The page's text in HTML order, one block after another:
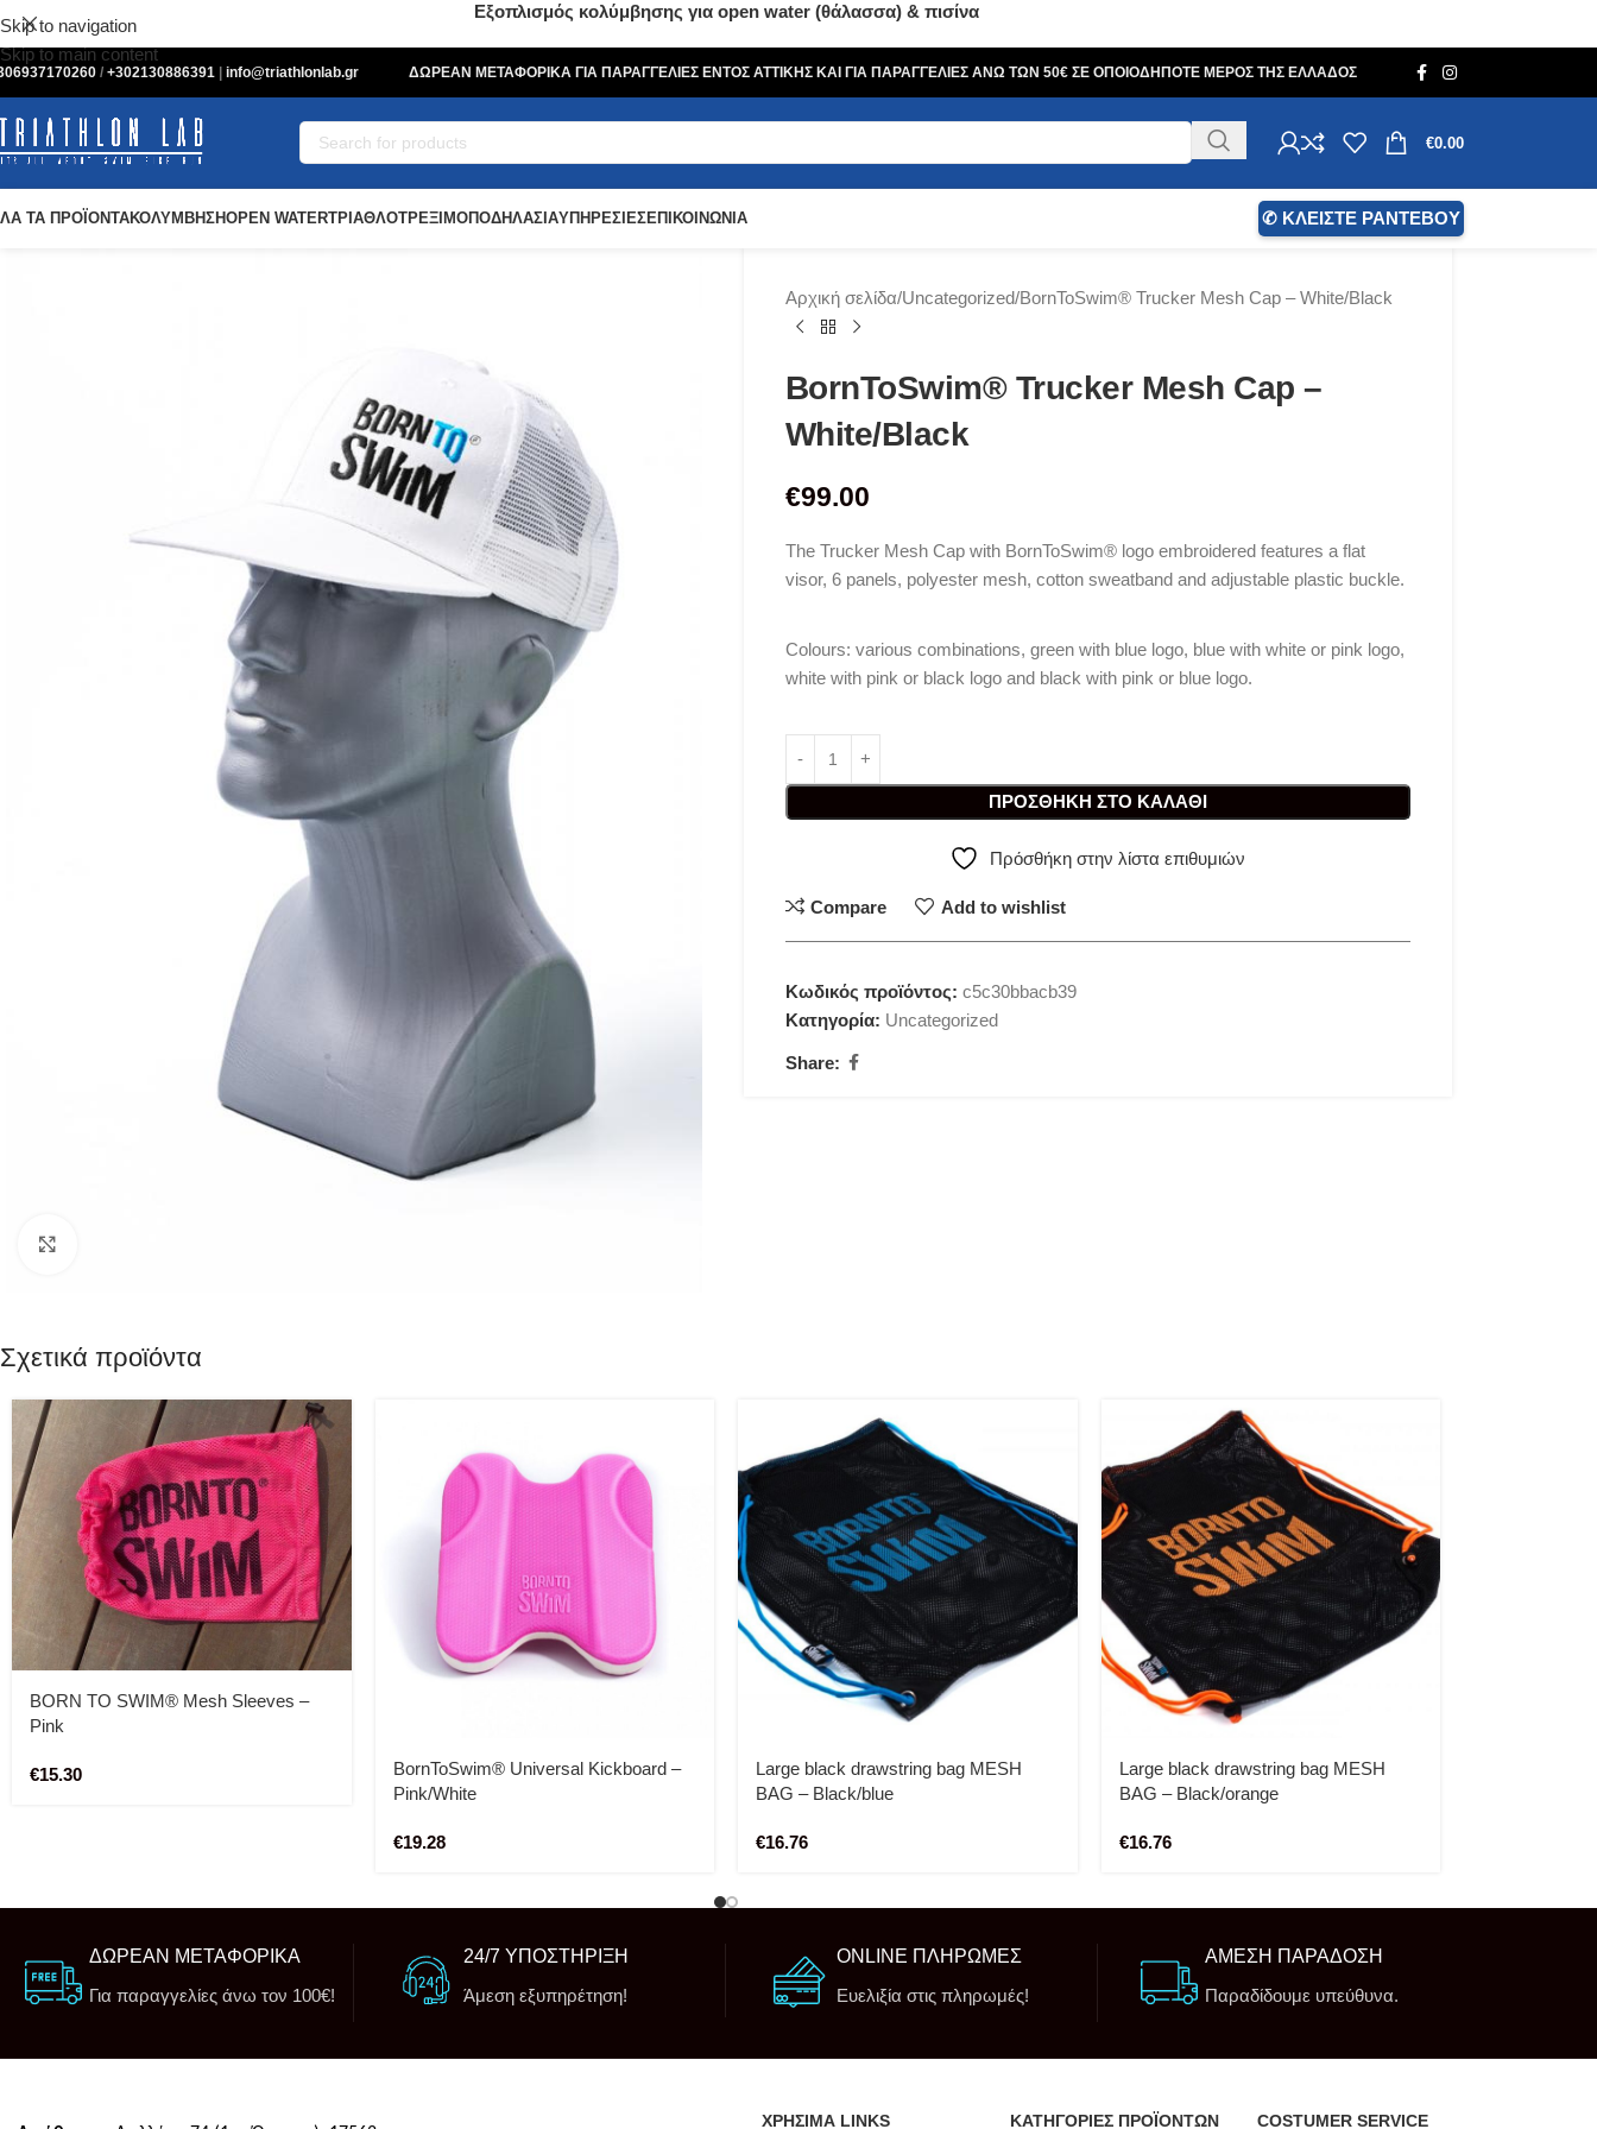
Skip to navigation
Skip to main content
Εξοπλισμός κολύμβησης για open water (θάλασσα) & πισίνα
/ +302130886391 info@triathlonlab.gr ΔΩΡΕΑΝ ΜΕΤΑΦΟΡΙΚΑ ΓΙΑ ΠΑΡΑΓΓΕΛΙΕΣ ΕΝΤΟΣ ΑΤΤΙΚΗΣ ΚΑΙ ΓΙΑ ΠΑΡΑΓΓΕΛΙΕΣ ΑΝΩ ΤΩΝ 50€ ΣΕ ΟΠΟΙΟΔΗΠΟΤΕ ΜΕΡΟΣ ΤΗΣ ΕΛΛΑΔΟΣ
€0.00
ΤΑ ΠΡΟΪΟΝΤΑΚΟΛΥΜΒΗΣΗOPEN WATERΤΡΙΑΘΛΟΤΡΕΞΙΜΟΠΟΔΗΛΑΣΙΑΥΠΗΡΕΣΙΕΣΕΠΙΚΟΙΝΩΝΙΑ ✆ ΚΛΕΙΣΤΕ ΡΑΝΤΕΒΟΥ
Αρχική σελίδα Uncategorized BornToSwim® Trucker Mesh Cap – White/Black
BornToSwim® Trucker Mesh Cap –
White/Black
€99.00
The Trucker Mesh Cap with BornToSwim® logo embroidered features a flat
visor, 6 panels, polyester mesh, cotton sweatband and adjustable plastic buckle.
Colours: various combinations, green with blue logo, blue with white or pink logo,
white with pink or black logo and black with pink or blue logo.
ΠΡΟΣΘΉΚΗ ΣΤΟ ΚΑΛΆΘΙ
Πρόσθήκη στην λίστα επιθυμιών
Compare Add to wishlist
Κωδικός προϊόντος: c5c30bbacb39
Κατηγορία: Uncategorized
Share:
Σχετικά προϊόντα
BORN TO SWIM® Mesh Sleeves –
Pink
€15.30
BornToSwim® Universal Kickboard –
Pink/White
€19.28
Large black drawstring bag MESH
BAG – Black/blue
€16.76
Large black drawstring bag MESH
BAG – Black/orange
€16.76
ΔΩΡΕΑΝ ΜΕΤΑΦΟΡΙΚΑ
Για παραγγελίες άνω τον 100€!
24/7 ΥΠΟΣΤΗΡΙΞΗ
Άμεση εξυπηρέτηση!
ONLINE ΠΛΗΡΩΜΕΣ
Ευελιξία στις πληρωμές!
ΑΜΕΣΗ ΠΑΡΑΔΟΣΗ
Παραδίδουμε υπεύθυνα.
ΧΡΗΣΙΜΑ LINKS ΚΑΤΗΓΟΡΙΕΣ ΠΡΟΪΟΝΤΩΝ COSTUMER SERVICE